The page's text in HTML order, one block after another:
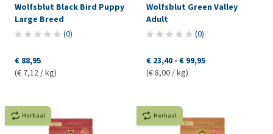
Wolfsblut Black Bird Puppy
Large Breed
(0)
€ 88,95
(€ 7,12 / kg)
Wolfsblut Green Valley
Adult
(0)
€ 23,40 - € 99,95
(€ 8,00 / kg)
Herhaal Herhaal